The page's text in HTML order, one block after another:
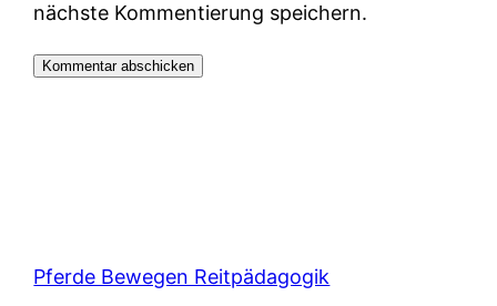
nächste Kommentierung speichern.
Pferde Bewegen Reitpädagogik